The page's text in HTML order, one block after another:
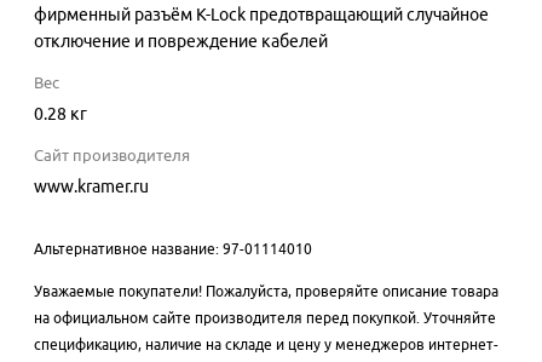
фирменный разъём K-Lock предотвращающий случайное
отключение и повреждение кабелей
Вес
0.28 кг
Сайт производителя
www.kramer.ru
Альтернативное название: 97-01114010
Уважаемые покупатели! Пожалуйста, проверяйте описание товара
на официальном сайте производителя перед покупкой. Уточняйте
спецификацию, наличие на складе и цену у менеджеров интернет-